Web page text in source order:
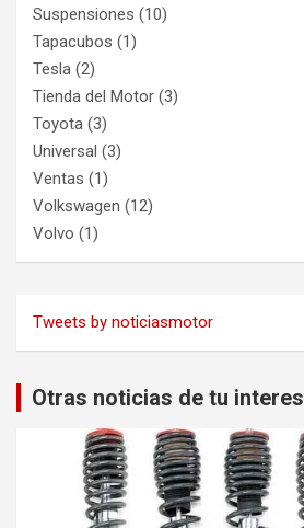
Suspensiones (10)
Tapacubos (1)
Tesla (2)
Tienda del Motor (3)
Toyota (3)
Universal (3)
Ventas (1)
Volkswagen (12)
Volvo (1)
Tweets by noticiasmotor
Otras noticias de tu interes